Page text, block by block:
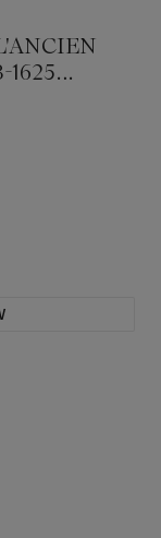
1625